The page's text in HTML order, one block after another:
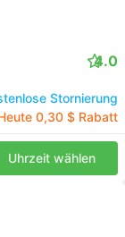
4.0
Stornierung
0,30 $ Rabatt
Uhrzeit wählen